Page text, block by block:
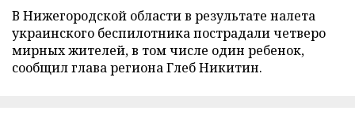
В Нижегородской области в результате налета
украинского беспилотника пострадали четверо
мирных жителей, в том числе один ребенок,
сообщил глава региона Глеб Никитин.